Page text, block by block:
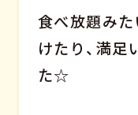
食べ放題み
けたり、満
た☆